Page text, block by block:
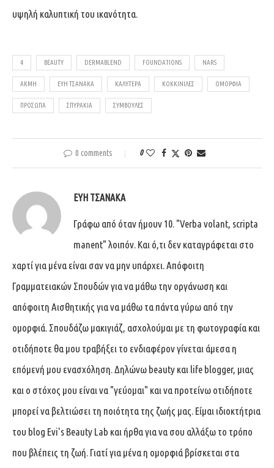
υψηλή καλυπτική του ικανότητα.
4 BEAUTY DERMABLEND FOUNDATIONS NARS
ΑΚΜΉ ΕΎΗ ΤΣΑΝΆΚΑ ΚΑΛΎΤΕΡΑ ΚΟΚΚΙΝΊΛΕΣ ΟΜΟΡΦΙΆ
ΠΡΌΣΩΠΑ ΣΠΥΡΆΚΙΑ ΣΥΜΒΟΥΛΈΣ
0 comments 0
ΕΎΗ ΤΣΑΝΆΚΑ
Γράφω από όταν ήμουν 10. "Verba volant, scripta
manent" λοιπόν. Και ό,τι δεν καταγράφεται στο
χαρτί για μένα είναι σαν να μην υπάρχει. Απόφοιτη
Γραμματειακών Σπουδών για να μάθω την οργάνωση και
απόφοιτη Αισθητικής για να μάθω τα πάντα γύρω από την
ομορφιά. Σπουδάζω μακιγιάζ, ασχολούμαι με τη φωτογραφία και
οτιδήποτε θα μου τραβήξει το ενδιαφέρον γίνεται άμεσα η
επόμενή μου ενασχόληση. Δηλώνω beauty και life blogger, μιας
και ο στόχος μου είναι να "γεύομαι" και να προτείνω οτιδήποτε
μπορεί να βελτιώσει τη ποιότητα της ζωής μας. Είμαι ιδιοκτήτρια
του blog Evi's Beauty Lab και ήρθα για να σου αλλάξω το τρόπο
που βλέπεις τη ζωή. Γιατί για μένα η ομορφιά βρίσκεται στα